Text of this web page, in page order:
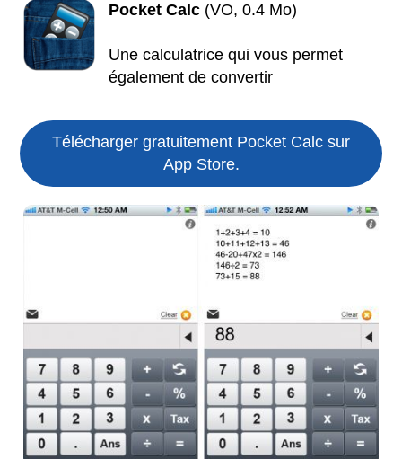
Pocket Calc (VO, 0.4 Mo)
Une calculatrice qui vous permet
également de convertir
Télécharger gratuitement Pocket Calc sur
App Store.